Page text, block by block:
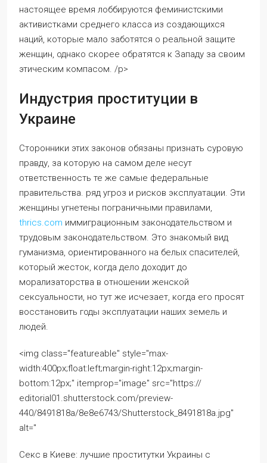
настоящее время лоббируются феминистскими
активистками среднего класса из создающихся
наций, которые мало заботятся о реальной защите
женщин, однако скорее обратятся к Западу за своим
этическим компасом. /p>
Индустрия проституции в
Украине
Сторонники этих законов обязаны признать суровую
правду, за которую на самом деле несут
ответственность те же самые федеральные
правительства. ряд угроз и рисков эксплуатации. Эти
женщины угнетены пограничными правилами,
thrics.com иммиграционным законодательством и
трудовым законодательством. Это знакомый вид
гуманизма, ориентированного на белых спасителей,
который жесток, когда дело доходит до
морализаторства в отношении женской
сексуальности, но тут же исчезает, когда его просят
восстановить годы эксплуатации наших земель и
людей.
<img class="featureable" style="max-
width:400px;float:left;margin-right:12px;margin-
bottom:12px;" itemprop="image" src="https://
editorial01.shutterstock.com/preview-
440/8491818a/8e8e6743/Shutterstock_8491818a.jpg"
alt="
Секс в Киеве: лучшие проститутки Украины с